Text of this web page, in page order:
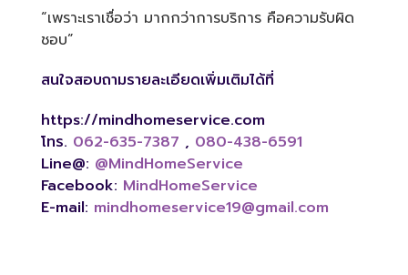
“เพราะเราเชื่อว่า มากกว่าการบริการ คือความรับผิด
ชอบ”
สนใจสอบถามรายละเอียดเพิ่มเติมได้ที่
https://mindhomeservice.com
โทร. 062-635-7387 , 080-438-6591
Line@: @MindHomeService
Facebook: MindHomeService
E-mail: mindhomeservice19@gmail.com